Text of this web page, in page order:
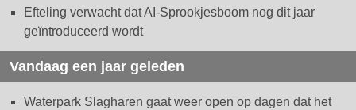
Efteling verwacht dat AI-Sprookjesboom nog dit jaar
geïntroduceerd wordt
Vandaag een jaar geleden
Waterpark Slagharen gaat weer open op dagen dat het